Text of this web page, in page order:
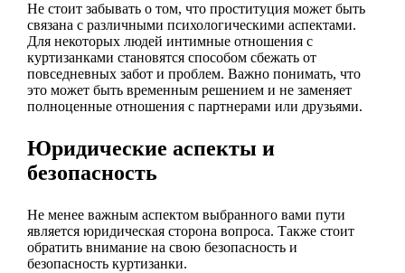
Не стоит забывать о том, что проституция может быть
связана с различными психологическими аспектами.
Для некоторых людей интимные отношения с
куртизанками становятся способом сбежать от
повседневных забот и проблем. Важно понимать, что
это может быть временным решением и не заменяет
полноценные отношения с партнерами или друзьями.
Юридические аспекты и
безопасность
Не менее важным аспектом выбранного вами пути
является юридическая сторона вопроса. Также стоит
обратить внимание на свою безопасность и
безопасность куртизанки.